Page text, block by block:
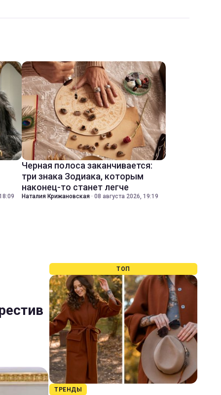
Черная полоса заканчивается:
три знака Зодиака, которым
наконец-то станет легче
Наталия Крижановская · 08 августа 2026, 19:19
ТОП
ТРЕНДЫ